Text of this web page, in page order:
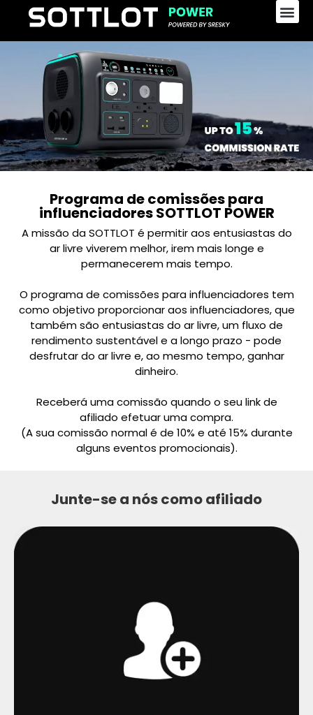
Programa de comissões para
influenciadores SOTTLOT POWER
A missão da SOTTLOT é permitir aos entusiastas do
ar livre viverem melhor, irem mais longe e
permanecerem mais tempo.
O programa de comissões para influenciadores tem
como objetivo proporcionar aos influenciadores, que
também são entusiastas do ar livre, um fluxo de
rendimento sustentável e a longo prazo - pode
desfrutar do ar livre e, ao mesmo tempo, ganhar
dinheiro.
Receberá uma comissão quando o seu link de
afiliado efetuar uma compra.
(A sua comissão normal é de 10% e até 15% durante
alguns eventos promocionais).
Junte-se a nós como afiliado